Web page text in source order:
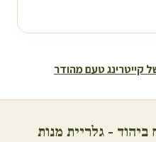
קייטרינג טעם מהודר
ביהוד - גלריית מנות